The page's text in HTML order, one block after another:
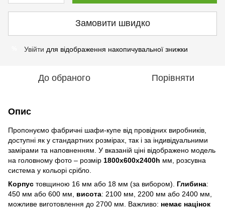
Замовити швидко
Увійти для відображення накопичувальної знижки
До обраного Порівняти
Опис
Пропонуємо фабричні шафи-купе від провідних виробників,
доступні як у стандартних розмірах, так і за індивідуальними
замірами та наповненням. У вказаній ціні відображено модель
на головному фото – розмір 1800х600х2400h мм, розсувна
система у кольорі срібло.
Корпус товщиною 16 мм або 18 мм (за вибором). Глибина:
450 мм або 600 мм, висота: 2100 мм, 2200 мм або 2400 мм,
можливе виготовлення до 2700 мм. Важливо: немає націнок